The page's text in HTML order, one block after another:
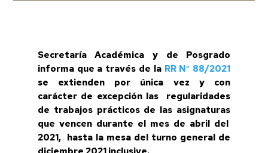
Secretaría Académica y de Posgrado
informa que a través de la RR N° 88/2021
se extienden por única vez y con
carácter de excepción las
regularidades
de trabajos prácticos de las asignaturas
que vencen durante el mes de abril del
2021, hasta la mesa del turno general de